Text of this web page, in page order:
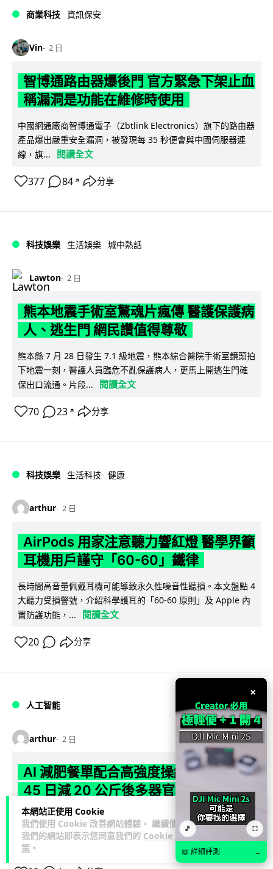
本網站正使用 Cookie
我們使用 Cookie 改善網站體驗。 繼續使用
我們的網站即表示您同意我們的 Cookie 政
策 。
商業科技 資訊保安
Vin 2 日
智博通路由器爆後門 官方緊急下架止血
稱漏洞是功能在維修時使用
中國網通廠商智博通電子（Zbtlink Electronics）旗下的路由器
產品爆出嚴重安全漏洞，被發現每 35 秒便會與中國伺服器連
線，旗...
閱讀全文
377 84 ↗ 分享
科技娛樂 生活娛樂 城中熱話
Lawton 2 日
熊本地震手術室驚魂片瘋傳 醫護保護病
人、逃生門 網民讚值得尊敬
熊本縣 7 月 28 日發生 7.1 級地震，熊本綜合醫院手術室鏡頭拍
下地震一刻，醫護人員臨危不亂保護病人，更馬上開逃生門確
保出口流通。片段...
閱讀全文
70 23 ↗ 分享
科技娛樂 生活科技 健康
arthur 2 日
AirPods 用家注意聽力響紅燈 醫學界籲
耳機用戶謹守「60-60」鐵律
長時間高音量佩戴耳機可能導致永久性噪音性聽損。本文盤點 4
大聽力受損警號，介紹科學護耳的「60-60 原則」及 Apple 內
置防護功能，...
閱讀全文
20 分享
人工智能
arthur 2 日
AI 減肥餐單配合高強度操練 成都男
45 日減 20 公斤後多器官衰竭
成都一名男子跟隨 AI 制訂高強度減脂計劃，45 日內減去約 20
公斤後昏迷送院。醫生診斷他患上尿源性膿毒症、膿毒性休克
及多器官功能障礙。...
×
🎵 ⛶
📖 詳細評測 →